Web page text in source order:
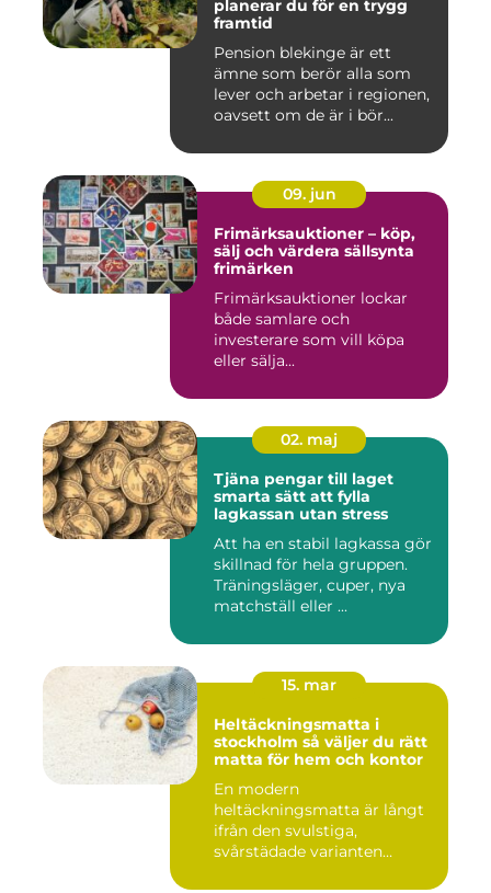
planerar du för en trygg
framtid
Pension blekinge är ett
ämne som berör alla som
lever och arbetar i regionen,
oavsett om de är i bör...
09. jun
Frimärksauktioner – köp,
sälj och värdera sällsynta
frimärken
Frimärksauktioner lockar
både samlare och
investerare som vill köpa
eller sälja...
02. maj
Tjäna pengar till laget
smarta sätt att fylla
lagkassan utan stress
Att ha en stabil lagkassa gör
skillnad för hela gruppen.
Träningsläger, cuper, nya
matchställ eller ...
15. mar
Heltäckningsmatta i
stockholm så väljer du rätt
matta för hem och kontor
En modern
heltäckningsmatta är långt
ifrån den svulstiga,
svårstädade varianten